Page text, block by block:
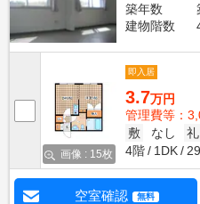
築年数
建物階数
画像 : 15枚
即入居
3.7万円
管理費等：
敷
なし 礼
4階
1DK
空室確認 無料